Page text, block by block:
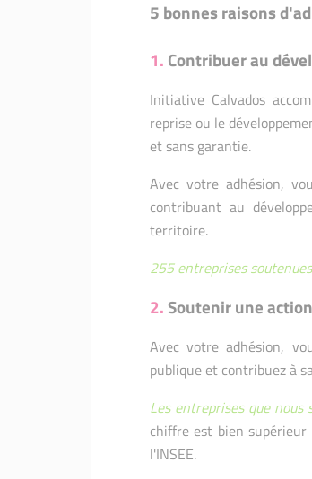
5 bonnes raisons
1. Contribuer au
Initiative Calvados
reprise ou le
et sans garantie.
Avec votre adhésion,
contribuant au
territoire.
255 entreprises
2.Soutenir une
Avec votre adhésion,
publique et contribuez à
Les entreprises que
chiffre est bien
l'INSEE.